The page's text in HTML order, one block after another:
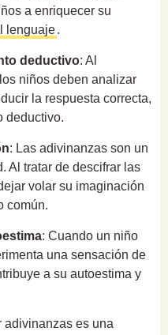
a enriquecer su
lenguaje.
deductivo: Al
niños deben analizar
la respuesta correcta,
deductivo.
: Las adivinanzas son un
Al tratar de descifrar las
volar su imaginación
común.
: Cuando un niño
una sensación de
a su autoestima y
adivinanzas es una